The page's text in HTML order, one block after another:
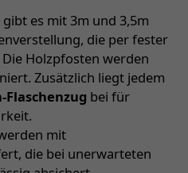
es mit 3m und 3,5m
die per fester
Holzpfosten werden
Zusätzlich liegt jedem
Flaschenzug bei für
mit
die bei unerwarteten